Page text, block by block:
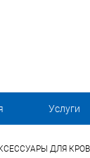
Услуги
ДЛЯ